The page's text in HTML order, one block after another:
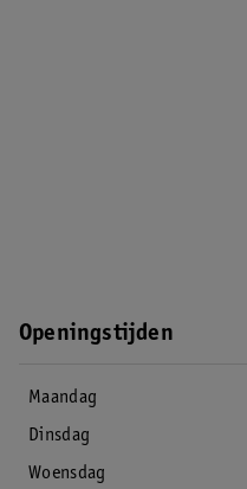
Openingstijden
Maandag
Dinsdag
Woensdag